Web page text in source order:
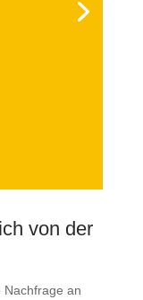
von der
Nachfrage an